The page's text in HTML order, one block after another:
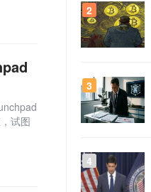
试图
2
3
4